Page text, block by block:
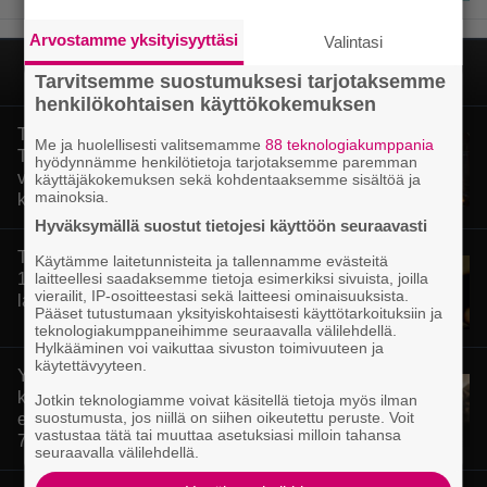
Tänään tv:ssä: Steven Spielbergin ja
Tom Cruisen kaveruus loppui 21
vuotta sitten – Syynä Cruisen nolo
käytös
Tänään tv:ssä: Loistoleffa vuodelta
1999 – Stephen King ja Tom Hanks
laadun takeina
Yöllä tv:ssä: Sotaelokuvan näyttelijät
kasvattivat lihakset nopeasti
erikoisella kikalla – IMDb-arvosana on
7,6
Arvostamme yksityisyyttäsi Valintasi
Tarvitsemme suostumuksesi tarjotaksemme
henkilökohtaisen käyttökokemuksen
Me ja huolellisesti valitsemamme88 teknologiakumppania
hyödynnämme henkilötietoja tarjotaksemme paremman
käyttäjäkokemuksen sekä kohdentaaksemme sisältöä ja
mainoksia.
Hyväksymällä suostut tietojesi käyttöön seuraavasti
Käytämme laitetunnisteita ja tallennamme evästeitä
laitteellesi saadaksemme tietoja esimerkiksi sivuista, joilla
vierailit, IP-osoitteestasi sekä laitteesi ominaisuuksista.
Pääset tutustumaan yksityiskohtaisesti käyttötarkoituksiin ja
teknologiakumppaneihimme seuraavalla välilehdellä.
Hylkääminen voi vaikuttaa sivuston toimivuuteen ja
käytettävyyteen.
Jotkin teknologiamme voivat käsitellä tietoja myös ilman
suostumusta, jos niillä on siihen oikeutettu peruste. Voit
vastustaa tätä tai muuttaa asetuksiasi milloin tahansa
seuraavalla välilehdellä.